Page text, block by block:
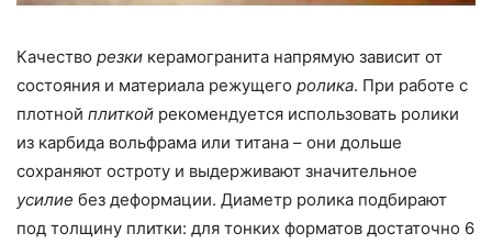
Качество резки керамогранита напрямую зависит от
состояния и материала режущего ролика. При работе с
плотной плиткой рекомендуется использовать ролики
из карбида вольфрама или титана – они дольше
сохраняют остроту и выдерживают значительное
усилие без деформации. Диаметр ролика подбирают
под толщину плитки: для тонких форматов достаточно 6